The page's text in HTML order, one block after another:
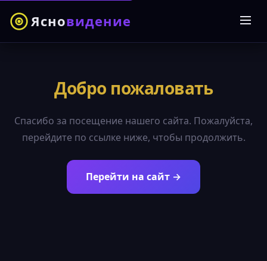
Ясновидение
Добро пожаловать
Спасибо за посещение нашего сайта. Пожалуйста,
перейдите по ссылке ниже, чтобы продолжить.
Перейти на сайт →